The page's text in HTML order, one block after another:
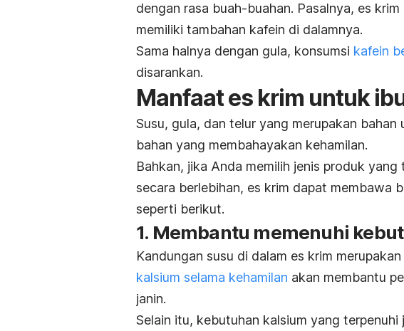
dengan rasa buah-buahan. Pasalnya, es
memiliki tambahan kafein di dalamnya.
Sama halnya dengan gula, konsumsi kafein
disarankan.
Manfaat es krim untuk
Susu, gula, dan telur yang merupakan
bahan yang membahayakan kehamilan.
Bahkan, jika Anda memilih jenis produk
secara berlebihan, es krim dapat membawa
seperti berikut.
1. Membantu memenuhi
Kandungan susu di dalam es krim
kalsium selama kehamilan akan membantu
janin.
Selain itu, kebutuhan kalsium yang terpenuhi